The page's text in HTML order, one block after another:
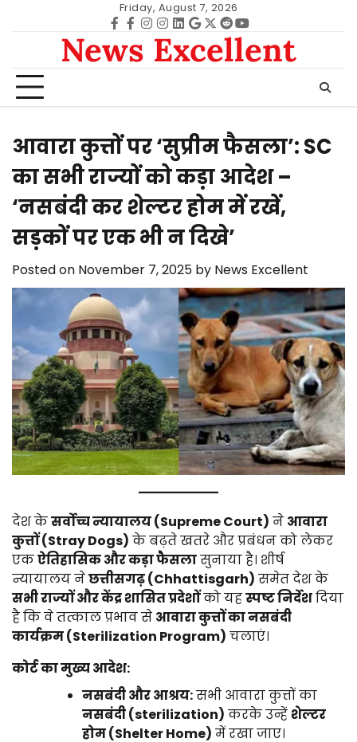
Friday, August 7, 2026
Facebook
facebook
Instagram
instagram
Linkedin
google
Twitter
redditYoutube
News Excellent
आवारा कुत्तों पर ‘सुप्रीम फैसला’: SC
का सभी राज्यों को कड़ा आदेश –
‘नसबंदी कर शेल्टर होम में रखें,
सड़कों पर एक भी न दिखे’
Posted on November 7, 2025 by News Excellent
देश केसर्वोच्च न्यायालय (Supreme Court) ने आवारा
कुत्तों (Stray Dogs) के बढ़ते खतरे और प्रबंधन को लेकर
एकऐतिहासिक और कड़ा फैसलासुनाया है। शीर्ष
न्यायालय नेछत्तीसगढ़ (Chhattisgarh) समेत देश के
सभी राज्यों और केंद्र शासित प्रदेशोंको यहस्पष्ट निर्देशदिया
है कि वे तत्काल प्रभाव से आवारा कुत्तों का नसबंदी
कार्यक्रम (Sterilization Program) चलाएं।
कोर्ट का मुख्य आदेश:
नसबंदी और आश्रय:सभी आवारा कुत्तों का
नसबंदी (sterilization) करके उन्हें शेल्टर
होम (Shelter Home) में रखा जाए।